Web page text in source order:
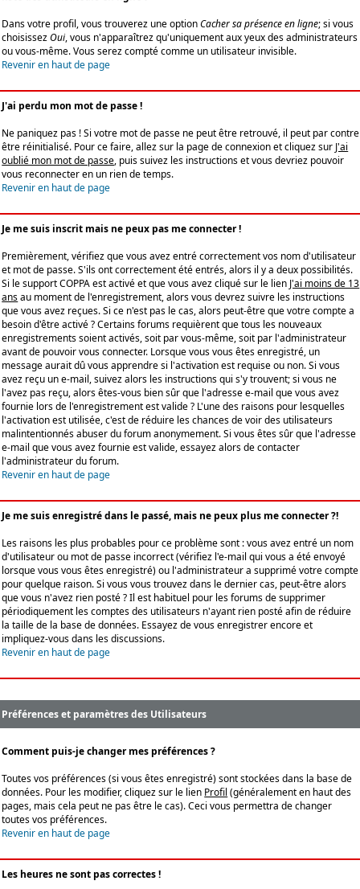
Dans votre profil, vous trouverez une optionCacher sa présence en ligne; si vous
choisissezOui, vous n'apparaîtrez qu'uniquement aux yeux des administrateurs
ou vous-même. Vous serez compté comme un utilisateur invisible.
Revenir en haut de page
J'ai perdu mon mot de passe !
Ne paniquez pas ! Si votre mot de passe ne peut être retrouvé, il peut par contre
être réinitialisé. Pour ce faire, allez sur la page de connexion et cliquez sur J'ai
oublié mon mot de passe, puis suivez les instructions et vous devriez pouvoir
vous reconnecter en un rien de temps.
Revenir en haut de page
Je me suis inscrit mais ne peux pas me connecter !
Premièrement, vérifiez que vous avez entré correctement vos nom d'utilisateur
et mot de passe. S'ils ont correctement été entrés, alors il y a deux possibilités.
Si le support COPPA est activé et que vous avez cliqué sur le lien J'ai moins de 13
ansau moment de l'enregistrement, alors vous devrez suivre les instructions
que vous avez reçues. Si ce n'est pas le cas, alors peut-être que votre compte a
besoin d'être activé ? Certains forums requièrent que tous les nouveaux
enregistrements soient activés, soit par vous-même, soit par l'administrateur
avant de pouvoir vous connecter. Lorsque vous vous êtes enregistré, un
message aurait dû vous apprendre si l'activation est requise ou non. Si vous
avez reçu un e-mail, suivez alors les instructions qui s'y trouvent; si vous ne
l'avez pas reçu, alors êtes-vous bien sûr que l'adresse e-mail que vous avez
fournie lors de l'enregistrement est valide ? L'une des raisons pour lesquelles
l'activation est utilisée, c'est de réduire les chances de voir des utilisateurs
malintentionnés abuser du forum anonymement. Si vous êtes sûr que l'adresse
e-mail que vous avez fournie est valide, essayez alors de contacter
l'administrateur du forum.
Revenir en haut de page
Je me suis enregistré dans le passé, mais ne peux plus me connecter ?!
Les raisons les plus probables pour ce problème sont : vous avez entré un nom
d'utilisateur ou mot de passe incorrect (vérifiez l'e-mail qui vous a été envoyé
lorsque vous vous êtes enregistré) ou l'administrateur a supprimé votre compte
pour quelque raison. Si vous vous trouvez dans le dernier cas, peut-être alors
que vous n'avez rien posté ? Il est habituel pour les forums de supprimer
périodiquement les comptes des utilisateurs n'ayant rien posté afin de réduire
la taille de la base de données. Essayez de vous enregistrer encore et
impliquez-vous dans les discussions.
Revenir en haut de page
Préférences et paramètres des Utilisateurs
Comment puis-je changer mes préférences ?
Toutes vos préférences (si vous êtes enregistré) sont stockées dans la base de
données. Pour les modifier, cliquez sur le lien Profil (généralement en haut des
pages, mais cela peut ne pas être le cas). Ceci vous permettra de changer
toutes vos préférences.
Revenir en haut de page
Les heures ne sont pas correctes !